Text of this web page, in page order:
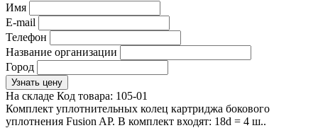
Имя
E-mail
Телефон
Название организации
Город
Узнать цену
На складе Код товара: 105-01
Комплект уплотнительных колец картриджа бокового
уплотнения Fusion AP. В комплект входят: 18d = 4 ш..